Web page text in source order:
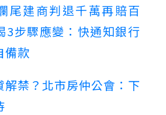
尾建商判退千萬再賠百
3步驟應變：快通知銀行
備款
解禁？北市房仲公會：下